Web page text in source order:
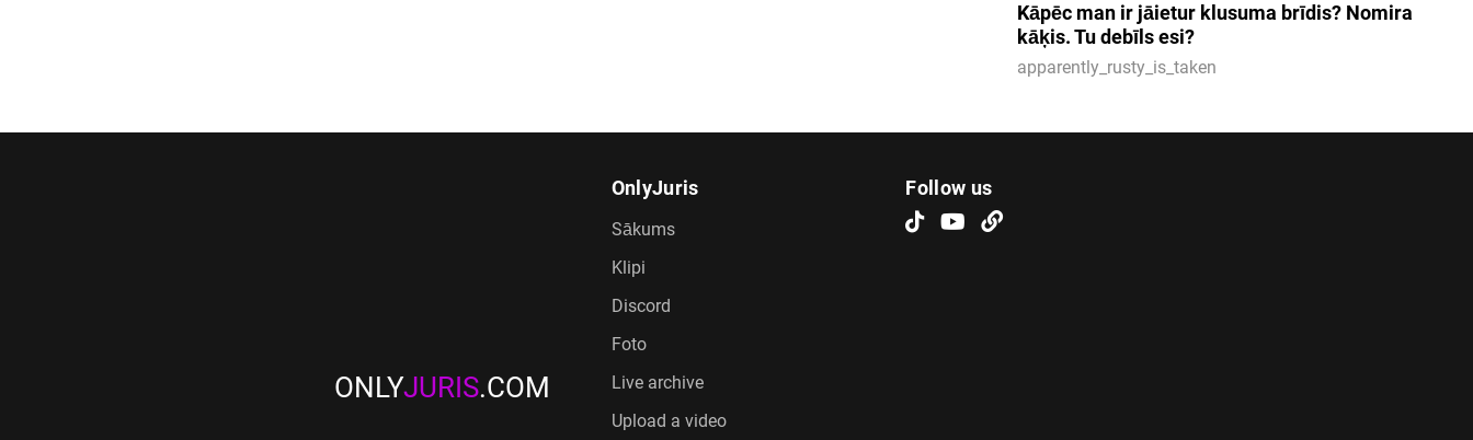
Kāpēc man ir jāietur klusuma brīdis? Nomira
kāķis. Tu debīls esi?
apparently_rusty_is_taken
ONLYJURIS.COM
OnlyJuris
Sākums
Klipi
Discord
Foto
Live archive
Upload a video
Follow us